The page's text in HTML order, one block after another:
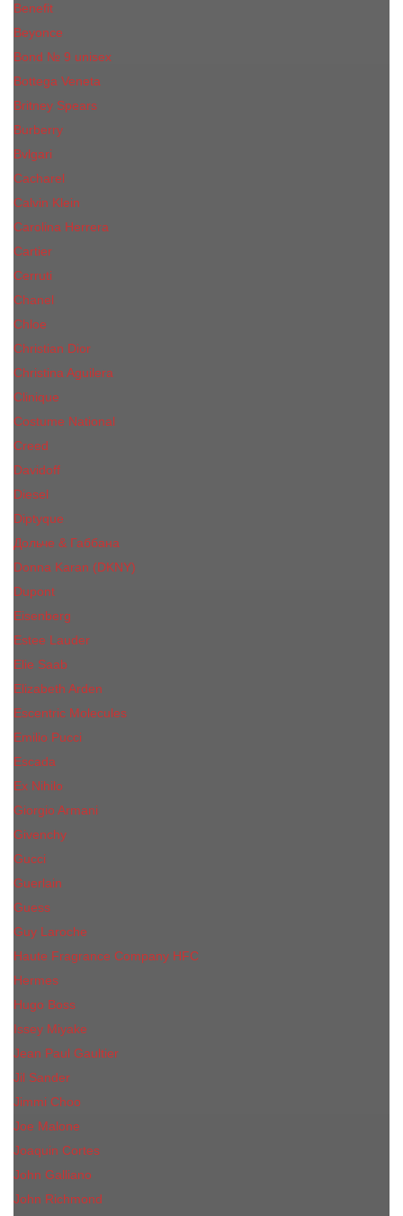
Benefit
Beyonce
Bond № 9 unisex
Bottega Veneta
Britney Spears
Burberry
Bvlgari
Cacharel
Calvin Klein
Carolina Herrera
Cartier
Cerruti
Сhanеl
Chloe
Christian Dior
Christina Aguilera
Сliniquе
Costume National
Creed
Davidoff
Diesel
Diptyque
Дольче & Габбана
Donna Karan (DKNY)
Dupont
Eisenberg
Еsteе Lаudеr
Elie Saab
Elizabeth Arden
Escentric Molecules
Emilio Pucci
Escada
Ex Nihilo
Giorgio Armani
Givenchy
Gucci
Guerlain
Guess
Guy Laroche
Haute Fragrance Company HFC
Hermes
Hugo Boss
Issey Miyake
Jean Paul Gaultier
Jil Sander
Jimmi Choo
Jое Malоnе
Joaquin Cortes
John Galliano
John Richmond